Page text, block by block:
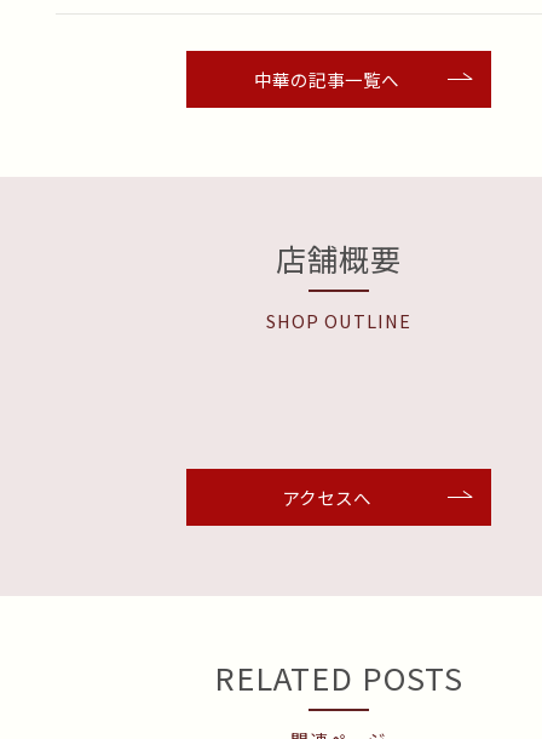
中華の記事一覧へ
店舗概要
SHOP OUTLINE
アクセスへ
RELATED POSTS